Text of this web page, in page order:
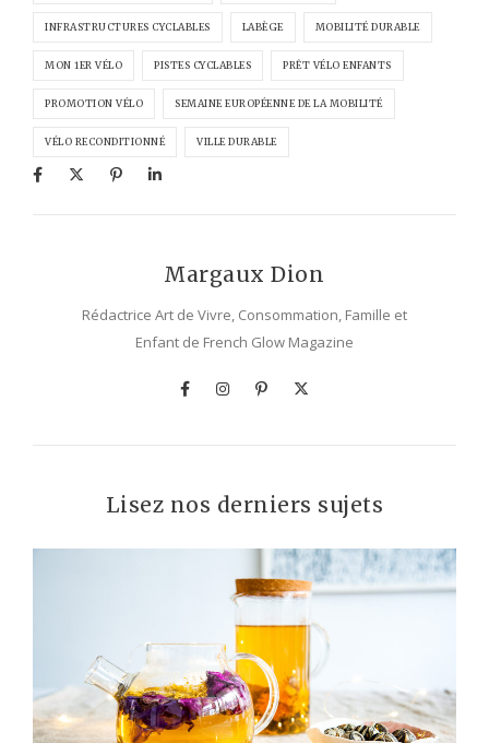
INFRASTRUCTURES CYCLABLES LABÈGE MOBILITÉ DURABLE
MON 1ER VÉLO PISTES CYCLABLES PRÊT VÉLO ENFANTS
PROMOTION VÉLO SEMAINE EUROPÉENNE DE LA MOBILITÉ
VÉLO RECONDITIONNÉ VILLE DURABLE
Margaux Dion
Rédactrice Art de Vivre, Consommation, Famille et
Enfant de French Glow Magazine
Lisez nos derniers sujets